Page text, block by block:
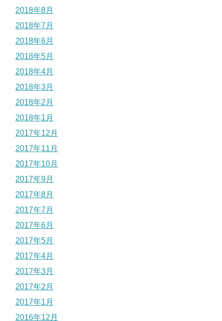
2018年8月
2018年7月
2018年6月
2018年5月
2018年4月
2018年3月
2018年2月
2018年1月
2017年12月
2017年11月
2017年10月
2017年9月
2017年8月
2017年7月
2017年6月
2017年5月
2017年4月
2017年3月
2017年2月
2017年1月
2016年12月